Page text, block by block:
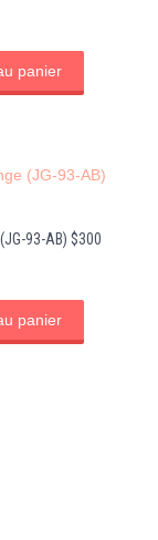
panier
93-AB) $300
panier